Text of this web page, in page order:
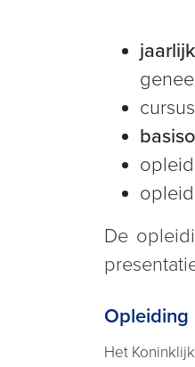
De
Opleiding
Het